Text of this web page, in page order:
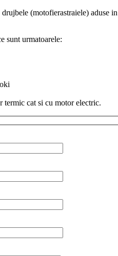
(motofierastraiele) aduse
sunt urmatoarele:
termic cat si cu motor electric.